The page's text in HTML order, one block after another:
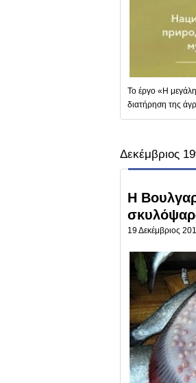
Το έργο «Η μεγάλη
διατήρηση της
Δεκέμβριος
Η
19 Δεκέμβριος